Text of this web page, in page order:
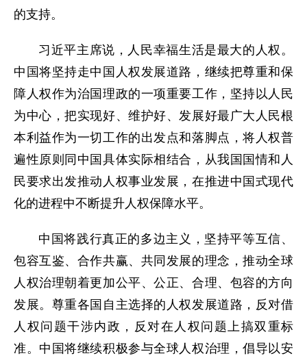
的支持。
习近平主席说，人民幸福生活是最大的人权。
中国将坚持走中国人权发展道路，继续把尊重和保
障人权作为治国理政的一项重要工作，坚持以人民
为中心，把实现好、维护好、发展好最广大人民根
本利益作为一切工作的出发点和落脚点，将人权普
遍性原则同中国具体实际相结合，从我国国情和人
民要求出发推动人权事业发展，在推进中国式现代
化的进程中不断提升人权保障水平。
中国将践行真正的多边主义，坚持平等互信、
包容互鉴、合作共赢、共同发展的理念，推动全球
人权治理朝着更加公平、公正、合理、包容的方向
发展。尊重各国自主选择的人权发展道路，反对借
人权问题干涉内政，反对在人权问题上搞双重标
准。中国将继续积极参与全球人权治理，倡导以安